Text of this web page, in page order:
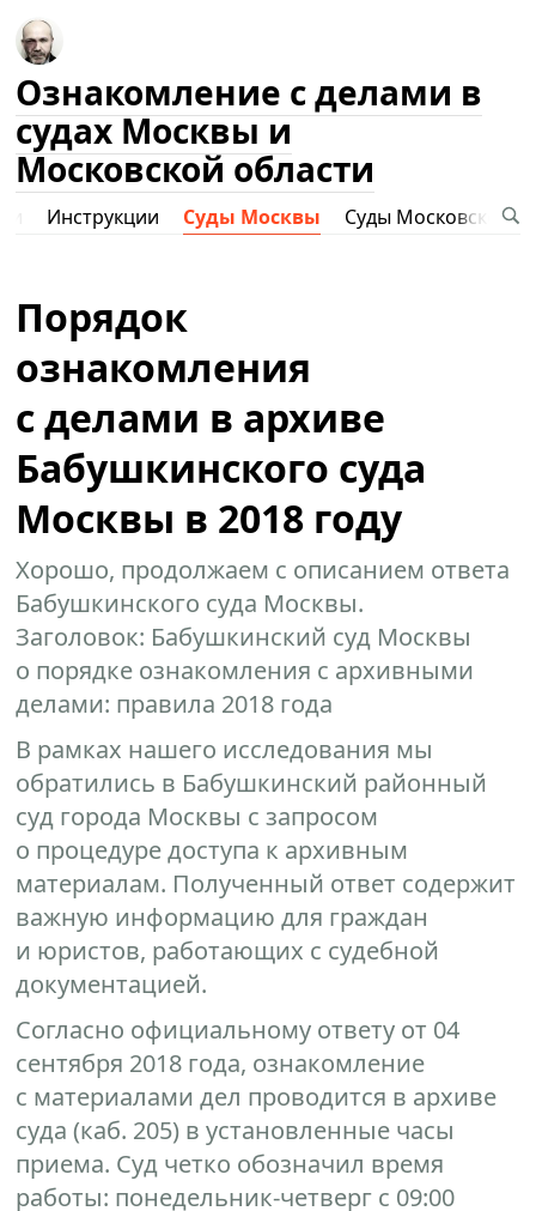
Ознакомление с делами в
судах Москвы и
Московской области
Инструкции Суды Москвы Суды Московской
Порядок
ознакомления
с делами в архиве
Бабушкинского суда
Москвы в 2018 году
Хорошо, продолжаем с описанием ответа
Бабушкинского суда Москвы.
Заголовок: Бабушкинский суд Москвы
о порядке ознакомления с архивными
делами: правила 2018 года
В рамках нашего исследования мы
обратились в Бабушкинский районный
суд города Москвы с запросом
о процедуре доступа к архивным
материалам. Полученный ответ содержит
важную информацию для граждан
и юристов, работающих с судебной
документацией.
Согласно официальному ответу от 04
сентября 2018 года, ознакомление
с материалами дел проводится в архиве
суда (каб. 205) в установленные часы
приема. Суд четко обозначил время
работы: понедельник-четверг с 09:00